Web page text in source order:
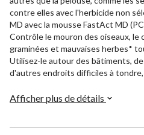
contre elles avec l'herbicide non
MD avec la mousse FastAct MD
Contrôle le mouron des oiseaux, le
graminées et mauvaises herbes*
Utilisez-le autour des bâtiments,
d'autres endroits difficiles à
de vaporiser. La mousse FastAct
Afficher plus de détails